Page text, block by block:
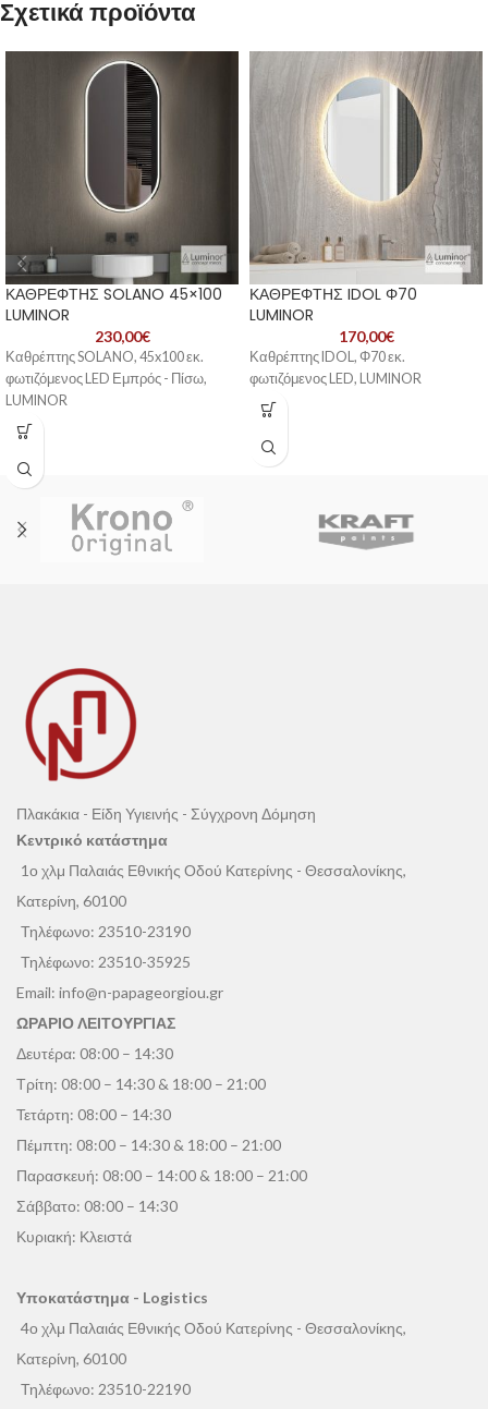
Σχετικά προϊόντα
ΚΑΘΡΕΦΤΗΣ SOLANO 45×100
LUMINOR
230,00€
Καθρέπτης SOLANO, 45x100 εκ.
φωτιζόμενος LED Εμπρός - Πίσω,
LUMINOR
ΚΑΘΡΕΦΤΗΣ IDOL Φ70
LUMINOR
170,00€
Καθρέπτης IDOL, Φ70 εκ.
φωτιζόμενος LED, LUMINOR
Πλακάκια - Είδη Υγιεινής - Σύγχρονη Δόμηση
Κεντρικό κατάστημα
1ο χλμ Παλαιάς Εθνικής Οδού Κατερίνης - Θεσσαλονίκης,
Κατερίνη, 60100
Τηλέφωνο: 23510-23190
Τηλέφωνο: 23510-35925
Email: info@n-papageorgiou.gr
ΩΡΑΡΙΟ ΛΕΙΤΟΥΡΓΙΑΣ
Δευτέρα: 08:00 – 14:30
Τρίτη: 08:00 – 14:30 & 18:00 – 21:00
Τετάρτη: 08:00 – 14:30
Πέμπτη: 08:00 – 14:30 & 18:00 – 21:00
Παρασκευή: 08:00 – 14:00 & 18:00 – 21:00
Σάββατο: 08:00 – 14:30
Κυριακή: Κλειστά
Υποκατάστημα - Logistics
4ο χλμ Παλαιάς Εθνικής Οδού Κατερίνης - Θεσσαλονίκης,
Κατερίνη, 60100
Τηλέφωνο: 23510-22190